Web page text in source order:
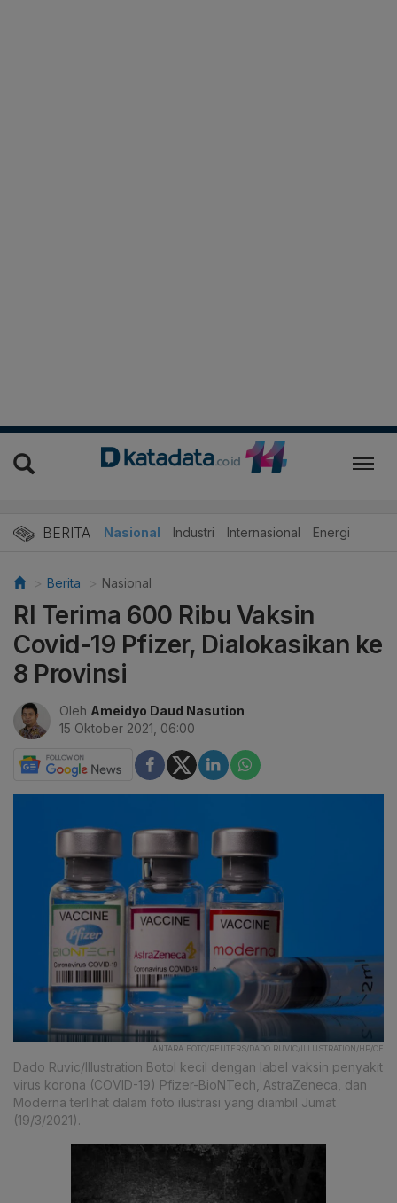
BERITA Nasional Industri Internasional Energi
Berita Nasional
RI Terima 600 Ribu Vaksin
Covid-19 Pfizer, Dialokasikan ke
8 Provinsi
Oleh Ameidyo Daud Nasution
15 Oktober 2021, 06:00
ANTARA FOTO/REUTERS/DADO RUVIC/ILLUSTRATION/HP/CF
Dado Ruvic/Illustration Botol kecil dengan label vaksin penyakit
virus korona (COVID-19) Pfizer-BioNTech, AstraZeneca, dan
Moderna terlihat dalam foto ilustrasi yang diambil Jumat
(19/3/2021).